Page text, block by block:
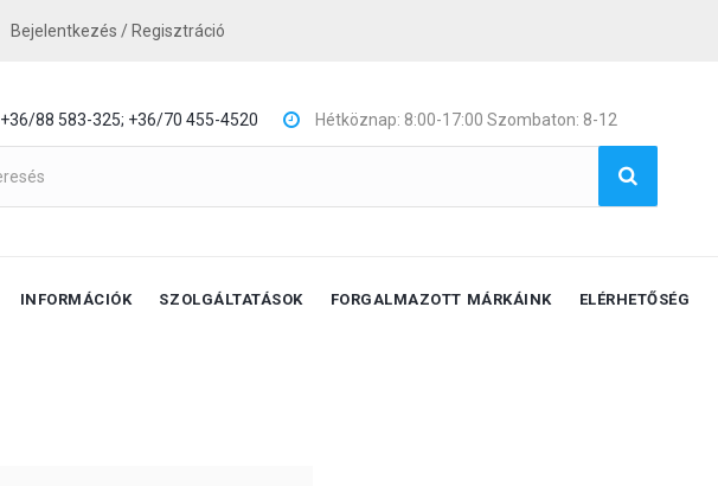
Bejelentkezés / Regisztráció
+36/88 583-325; +36/70 455-4520 Hétköznap: 8:00-17:00 Szombaton: 8-12
INFORMÁCIÓK SZOLGÁLTATÁSOK FORGALMAZOTT MÁRKÁINK ELÉRHETŐSÉG